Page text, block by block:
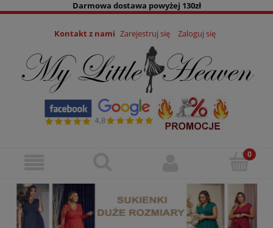
Darmowa dostawa powyżej 130zł
Kontakt z nami Zarejestruj się Zaloguj się